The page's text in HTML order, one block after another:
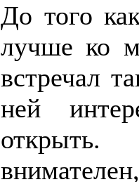
До того
лучше ко
встречал
ней